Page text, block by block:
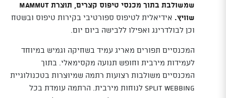
שמשולבת בתוך מכנסי טיפוס קצרים, תוצרת Mammut
שוויץ. אידיאלית לטיפוס ספורטיבי בקירות טיפוס ובשטח
וכן לבולדרינג ואפילו ללבישה ביום יום.
המכנסיים תפורים מאריג עמיד בשחיקה וגמיש במיוחד
לעמידות מירבית וחופש תנועה מקסימאלי. בתוך
המכנסיים משולבות רצועות רתמה שמיוצרות בטכנולוגיית
Split Webbing לנוחות מירבית. הרתמה עומדת בכל